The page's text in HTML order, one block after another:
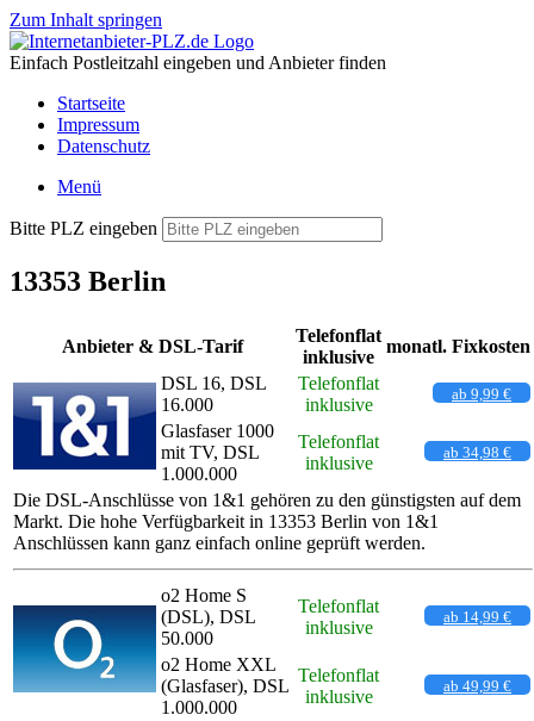
Zum Inhalt springen
Einfach Postleitzahl eingeben und Anbieter finden
Startseite
Impressum
Datenschutz
Menü
Bitte PLZ eingeben
13353 Berlin
Anbieter & DSL-Tarif
Telefonflat
inklusive
monatl. Fixkosten
DSL 16, DSL
16.000
Telefonflat
inklusive
ab 9,99 €
Glasfaser 1000
mit TV, DSL
1.000.000
Telefonflat
inklusive
ab 34,98 €
Die DSL-Anschlüsse von 1&1 gehören zu den günstigsten auf dem
Markt. Die hohe Verfügbarkeit in 13353 Berlin von 1&1
Anschlüssen kann ganz einfach online geprüft werden.
o2 Home S
(DSL), DSL
50.000
Telefonflat
inklusive
ab 14,99 €
o2 Home XXL
(Glasfaser), DSL
1.000.000
Telefonflat
inklusive
ab 49,99 €